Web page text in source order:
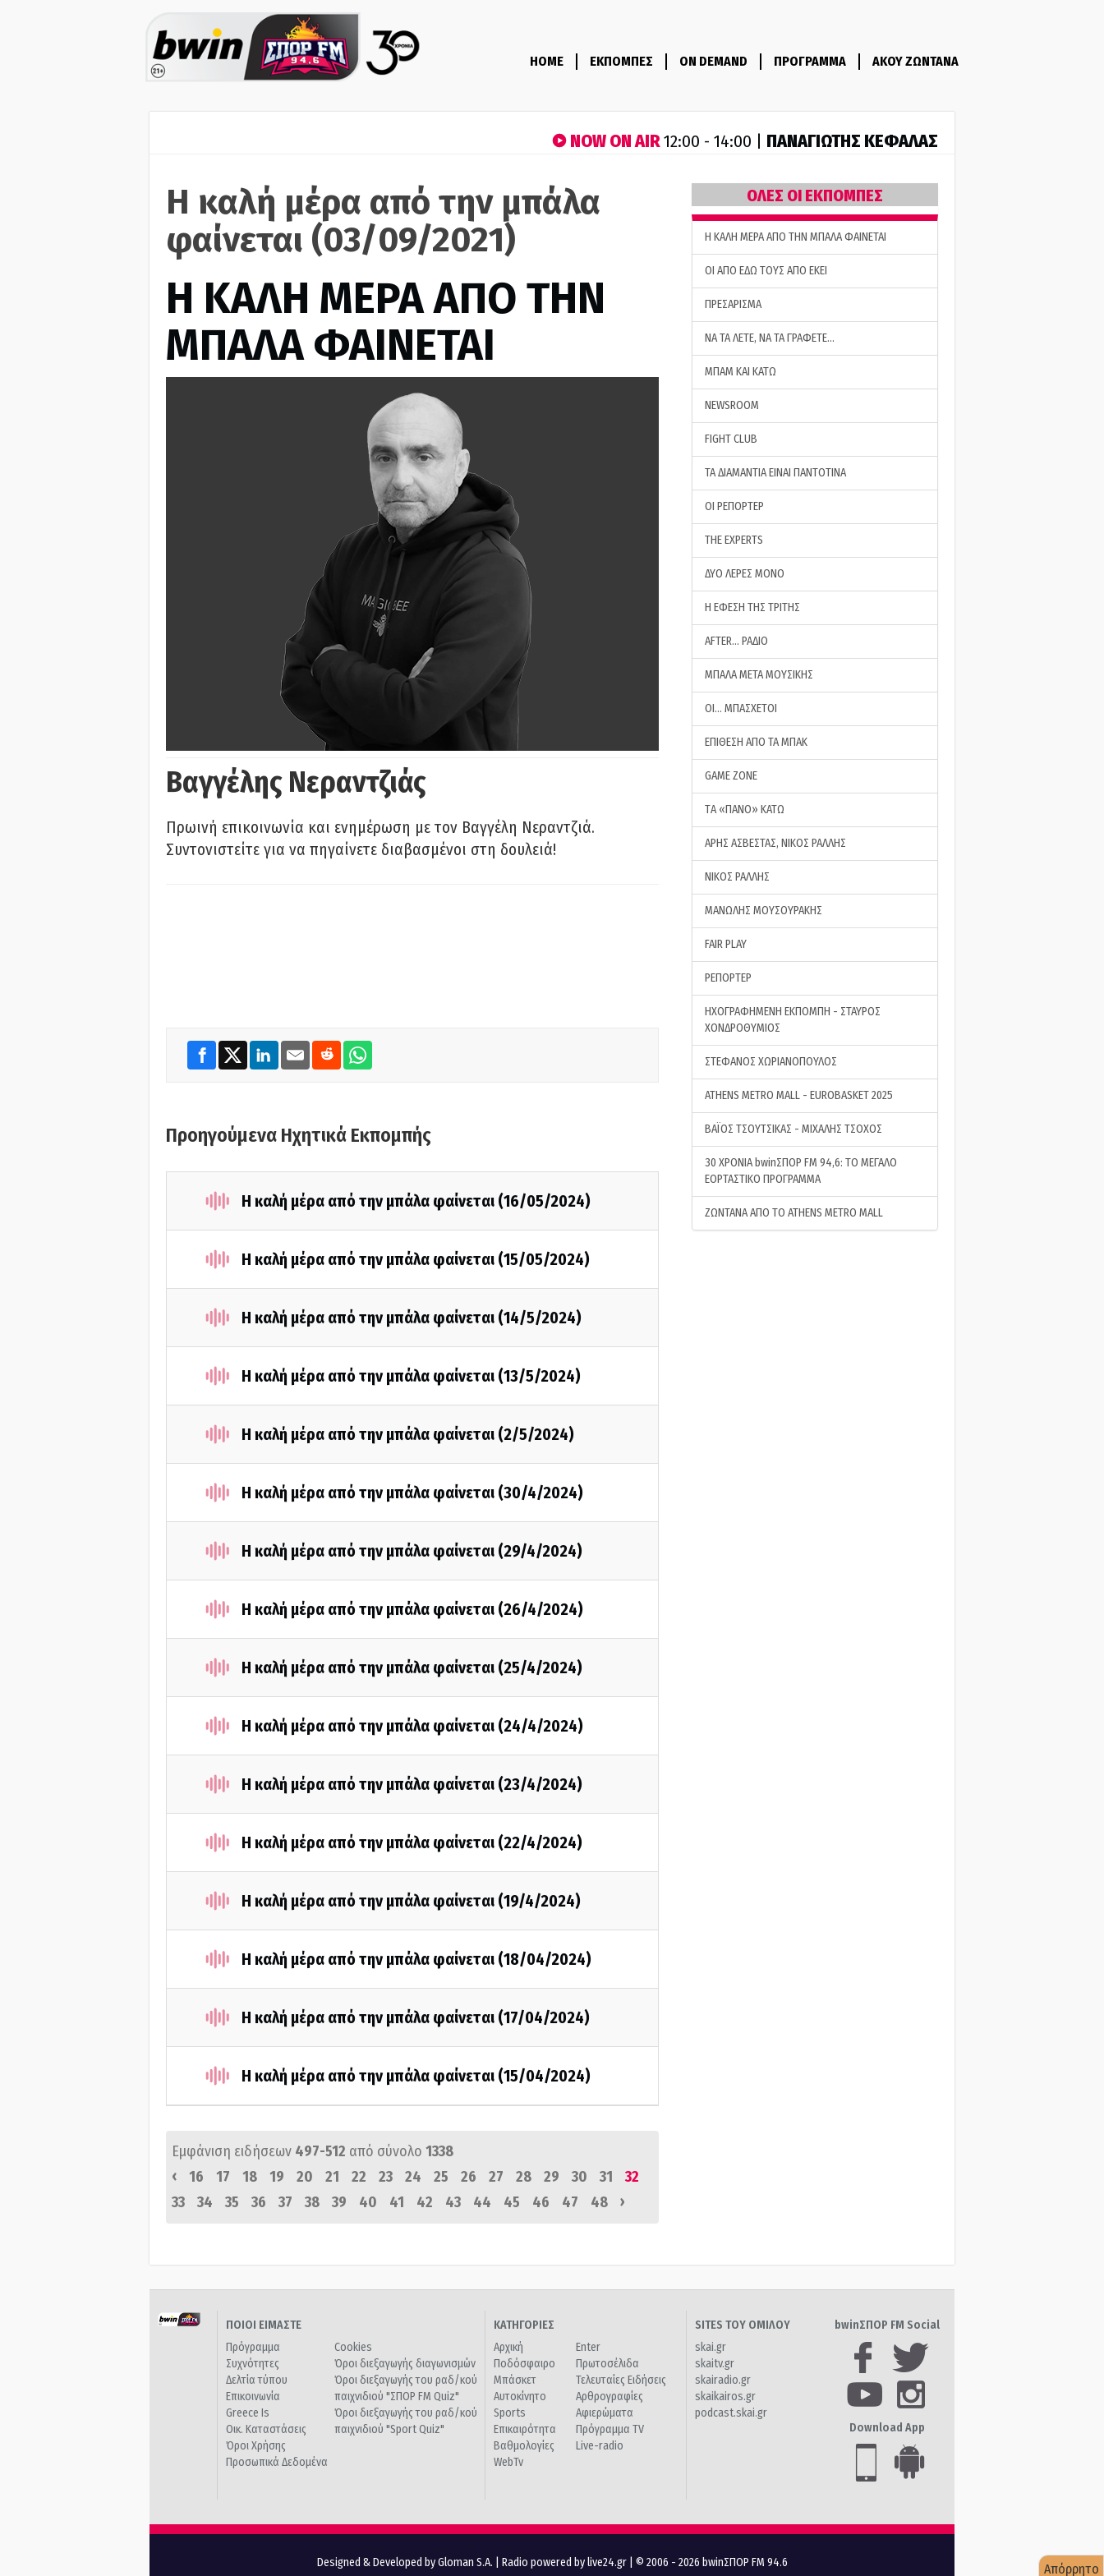
HOME ΕΚΠΟΜΠΕΣ ON DEMAND ΠΡΟΓΡΑΜΜΑ ΑΚΟΥ ΖΩΝΤΑΝΑ
NOW ON AIR12:00 - 14:00 | ΠΑΝΑΓΙΩΤΗΣ ΚΕΦΑΛΑΣ
Η καλή μέρα από την μπάλα
φαίνεται (03/09/2021)
H ΚΑΛΗ ΜΕΡΑ ΑΠΟ ΤΗΝ
ΜΠΑΛΑ ΦΑΙΝΕΤΑΙ
Βαγγέλης Νεραντζιάς
Πρωινή επικοινωνία και ενημέρωση με τον Βαγγέλη Νεραντζιά.
Συντονιστείτε για να πηγαίνετε διαβασμένοι στη δουλειά!
Προηγούμενα Ηχητικά Εκπομπής
Η καλή μέρα από την μπάλα φαίνεται (16/05/2024)
Η καλή μέρα από την μπάλα φαίνεται (15/05/2024)
Η καλή μέρα από την μπάλα φαίνεται (14/5/2024)
Η καλή μέρα από την μπάλα φαίνεται (13/5/2024)
Η καλή μέρα από την μπάλα φαίνεται (2/5/2024)
Η καλή μέρα από την μπάλα φαίνεται (30/4/2024)
Η καλή μέρα από την μπάλα φαίνεται (29/4/2024)
Η καλή μέρα από την μπάλα φαίνεται (26/4/2024)
Η καλή μέρα από την μπάλα φαίνεται (25/4/2024)
Η καλή μέρα από την μπάλα φαίνεται (24/4/2024)
Η καλή μέρα από την μπάλα φαίνεται (23/4/2024)
Η καλή μέρα από την μπάλα φαίνεται (22/4/2024)
Η καλή μέρα από την μπάλα φαίνεται (19/4/2024)
Η καλή μέρα από την μπάλα φαίνεται (18/04/2024)
Η καλή μέρα από την μπάλα φαίνεται (17/04/2024)
Η καλή μέρα από την μπάλα φαίνεται (15/04/2024)
Εμφάνιση ειδήσεων 497-512 από σύνολο 1338
‹
16 17 18 19 20 21 22 23 24 25 26 27 28 29 30 31
32
33
34 35 36 37 38 39 40 41 42 43 44 45 46 47 48 ›
ΟΛΕΣ ΟΙ ΕΚΠΟΜΠΕΣ
H ΚΑΛΗ ΜΕΡΑ ΑΠΟ ΤΗΝ ΜΠΑΛΑ ΦΑΙΝΕΤΑΙ
ΟΙ ΑΠΟ ΕΔΩ ΤΟΥΣ ΑΠΟ ΕΚΕΙ
ΠΡΕΣΑΡΙΣΜΑ
ΝΑ ΤΑ ΛΕΤΕ, ΝΑ ΤΑ ΓΡΑΦΕΤΕ…
ΜΠΑΜ ΚΑΙ ΚΑΤΩ
NEWSROOM
FIGHT CLUB
ΤΑ ΔΙΑΜΑΝΤΙΑ ΕΙΝΑΙ ΠΑΝΤΟΤΙΝΑ
ΟΙ ΡΕΠΟΡΤΕΡ
THE EXPERTS
ΔΥΟ ΛΕΡΕΣ ΜΟΝΟ
Η ΕΦΕΣΗ ΤΗΣ ΤΡΙΤΗΣ
AFTER… ΡΑΔΙΟ
ΜΠΑΛΑ ΜΕΤΑ ΜΟΥΣΙΚΗΣ
ΟΙ… ΜΠΑΣΧΕΤΟΙ
ΕΠΙΘΕΣΗ ΑΠΟ ΤΑ ΜΠΑΚ
GAME ZONE
ΤA «ΠΑΝΟ» ΚΑΤΩ
ΑΡΗΣ ΑΣΒΕΣΤΑΣ, ΝΙΚΟΣ ΡΑΛΛΗΣ
ΝΙΚΟΣ ΡΑΛΛΗΣ
ΜΑΝΩΛΗΣ ΜΟΥΣΟΥΡΑΚΗΣ
FAIR PLAY
ΡΕΠΟΡΤΕΡ
ΗΧΟΓΡΑΦΗΜΕΝΗ ΕΚΠΟΜΠΗ - ΣΤΑΥΡΟΣ
ΧΟΝΔΡΟΘΥΜΙΟΣ
ΣΤΕΦΑΝΟΣ ΧΩΡΙΑΝΟΠΟΥΛΟΣ
ATHENS METRO MALL - EUROBASKET 2025
ΒΑΪΟΣ ΤΣΟΥΤΣΙΚΑΣ - ΜΙΧΑΛΗΣ ΤΣΟΧΟΣ
30 ΧΡΟΝΙΑ bwinΣΠΟΡ FM 94,6: ΤΟ ΜΕΓΑΛΟ
ΕΟΡΤΑΣΤΙΚΟ ΠΡΟΓΡΑΜΜΑ
ΖΩΝΤΑΝΑ ΑΠΟ ΤΟ ATHENS METRO MALL
ΠΟΙΟΙ ΕΙΜΑΣΤΕ
Πρόγραμμα
Συχνότητες
Δελτία τύπου
Επικοινωνία
Greece Is
Οικ. Καταστάσεις
Όροι Χρήσης
Προσωπικά Δεδομένα
Cookies
Όροι διεξαγωγής διαγωνισμών
Όροι διεξαγωγής του ραδ/κού
παιχνιδιού "ΣΠΟΡ FM Quiz"
Όροι διεξαγωγής του ραδ/κού
παιχνιδιού "Sport Quiz"
ΚΑΤΗΓΟΡΙΕΣ
Αρχική
Ποδόσφαιρο
Μπάσκετ
Αυτοκίνητο
Sports
Επικαιρότητα
Βαθμολογίες
WebTv
Enter
Πρωτοσέλιδα
Τελευταίες Ειδήσεις
Αρθρογραφίες
Αφιερώματα
Πρόγραμμα TV
Live-radio
SITES ΤΟΥ ΟΜΙΛΟΥ
skai.gr
skaitv.gr
skairadio.gr
skaikairos.gr
podcast.skai.gr
bwinΣΠΟΡ FM Social
Download App
Designed & Developed by Gloman S.A. Radio powered by live24.gr | © 2006 - 2026 bwinΣΠΟΡ FM 94.6 Απόρρητο